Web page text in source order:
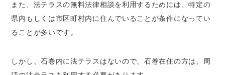
また、法テラスの無料法律相談を利用するためには、特定の
県内もしくは市区町村内に住んでいることが条件になってい
ることが多いです。
しかし、石巻内に法テラスはないので、石巻在住の方は、周